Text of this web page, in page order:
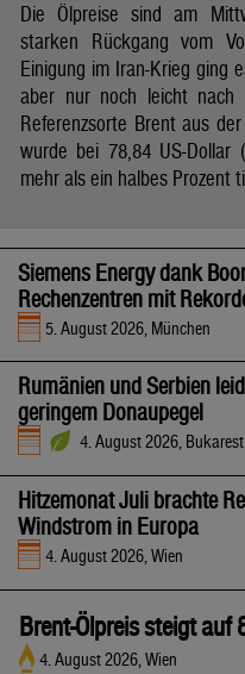
Die Ölpreise sind am
starken Rückgang vom
Einigung im Iran-Krieg ging
aber nur noch leicht
Referenzsorte Brent aus
wurde bei 78,84 US-Dollar
mehr als ein halbes Prozent
Siemens Energy dank
Rechenzentren mit
5. August 2026, München
Rumänien und Serbien
geringem Donaupegel
4. August 2026, Bukarest
Hitzemonat Juli brachte
Windstrom in Europa
4. August 2026, Wien
Brent-Ölpreis steigt auf
4. August 2026, Wien